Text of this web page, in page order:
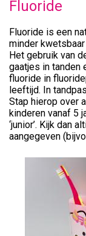
Fluoride
Fluoride is een
minder
Het gebruik van
gaatjes in tanden
fluoride in
leeftijd. In
Stap hierop over
kinderen vanaf 5
‘junior’. Kijk dan
aangegeven